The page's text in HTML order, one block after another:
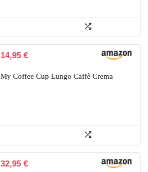
14,95 €
My Coffee Cup Lungo Caffè Crema
32,95 €